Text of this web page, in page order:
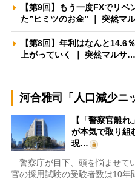
【第9回】もう一度FXでリ
た”ヒミツのお金” ｜ 突然マ
【第8回】年利はなんと
上がっていく ｜ 突然マルサ…
河合雅司「人口減少ニ
【「警察官離
が本気で取り
現…
警察庁が目下、頭を悩ませて
官の採用試験の受験者数は10年